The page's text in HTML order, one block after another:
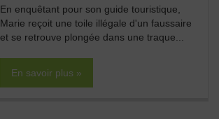
En enquêtant pour son guide touristique,
Marie reçoit une toile illégale d'un faussaire
et se retrouve plongée dans une traque...
En savoir plus »